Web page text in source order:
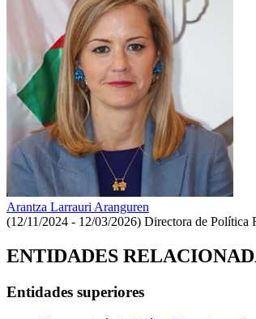
Arantza Larrauri Aranguren
(12/11/2024 - 12/03/2026) Directora de Política
ENTIDADES
Entidades superiores